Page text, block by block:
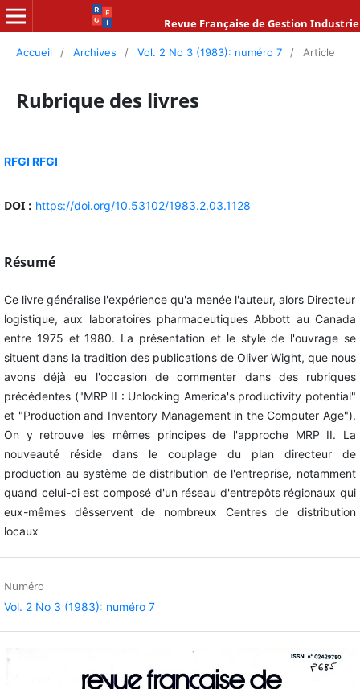
Revue Française de Gestion
Accueil / Archives / Vol. 2 No 3 (1983): numéro 7 / Article
Rubrique des livres
RFGI RFGI
DOI : https://doi.org/10.53102/1983.2.03.1128
Résumé
Ce livre généralise l'expérience qu'a menée l'auteur, alors Directeur
logistique, aux laboratoires pharmaceutiques Abbott au Canada
entre 1975 et 1980. La présentation et le style de l'ouvrage se
situent dans la tradition des publications de Oliver Wight, que nous
avons déjà eu l'occasion de commenter dans des rubriques
précédentes ("MRP II : Unlocking America's productivity potential"
et "Production and Inventory Management in the Computer Age").
On y retrouve les mêmes principes de l'approche MRP II. La
nouveauté réside dans le couplage du plan directeur de
production au système de distribution de l'entreprise, notamment
quand celui-ci est composé d'un réseau d'entrepôts régionaux qui
eux-mêmes dêsservent de nombreux Centres de distribution
locaux
Numéro
Vol. 2 No 3 (1983): numéro 7